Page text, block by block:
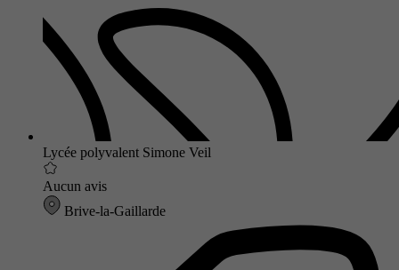
Lycée polyvalent Simone Veil
Aucun avis
Brive-la-Gaillarde